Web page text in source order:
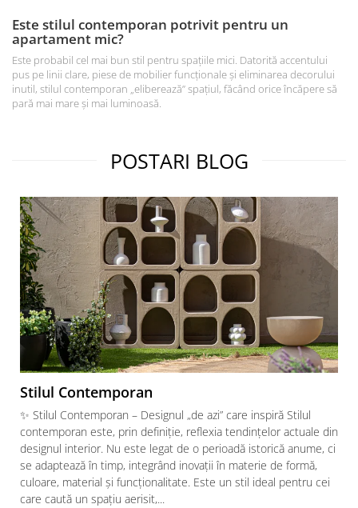
Este stilul contemporan potrivit pentru un
apartament mic?
Este probabil cel mai bun stil pentru spațiile mici. Datorită accentului
pus pe linii clare, piese de mobilier funcționale și eliminarea decorului
inutil, stilul contemporan „eliberează” spațiul, făcând orice încăpere să
pară mai mare și mai luminoasă.
POSTARI BLOG
Stilul Contemporan
✨ Stilul Contemporan – Designul „de azi” care inspiră Stilul
contemporan este, prin definiție, reflexia tendințelor actuale din
designul interior. Nu este legat de o perioadă istorică anume, ci
se adaptează în timp, integrând inovații în materie de formă,
culoare, material și funcționalitate. Este un stil ideal pentru cei
care caută un spațiu aerisit,...